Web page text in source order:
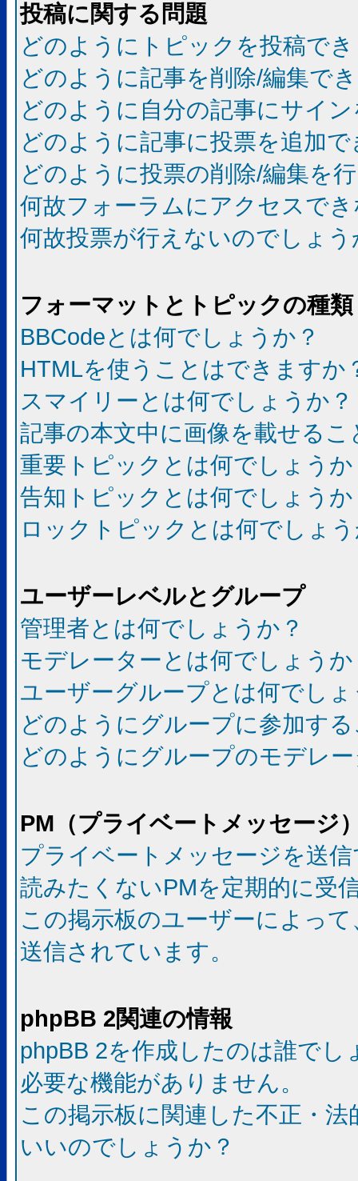
投稿に関する問題
どのようにトピックを投稿で
どのように記事を削除/編集で
どのように自分の記事にサイ
どのように記事に投票を追加
どのように投票の削除/編集を
何故フォーラムにアクセスで
何故投票が行えないのでしょう
フォーマットとトピックの種類
BBCodeとは何でしょうか？
HTMLを使うことはできますか
スマイリーとは何でしょうか？
記事の本文中に画像を載せる
重要トピックとは何でしょうか
告知トピックとは何でしょうか
ロックトピックとは何でしょ
ユーザーレベルとグループ
管理者とは何でしょうか？
モデレーターとは何でしょうか
ユーザーグループとは何でし
どのようにグループに参加す
どのようにグループのモデレ
PM（プライベートメッセージ
プライベートメッセージを送
読みたくないPMを定期的に受
この掲示板のユーザーによっ
送信されています。
phpBB 2関連の情報
phpBB 2を作成したのは誰でし
必要な機能がありません。
この掲示板に関連した不正・
いいのでしょうか？